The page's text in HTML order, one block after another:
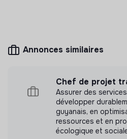
Mesure d'impact
AFEV n'a pas encore
Annonces similaires
Chef de projet
Assurer des
développer
guyanais, en
ressources et en
écologique et